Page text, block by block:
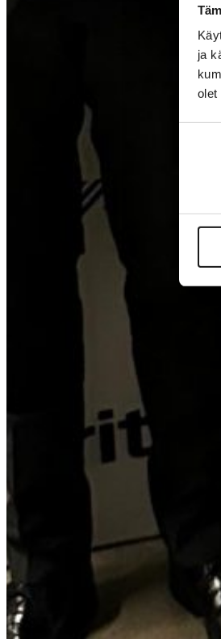
ja
olet